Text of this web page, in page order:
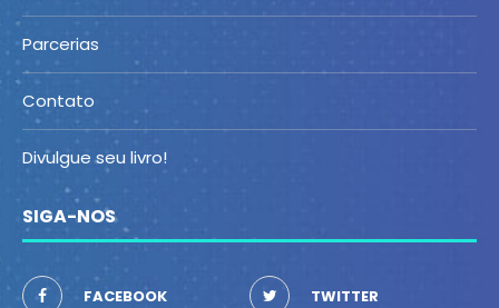
Parcerias
Contato
Divulgue seu livro!
SIGA-NOS
FACEBOOK TWITTER